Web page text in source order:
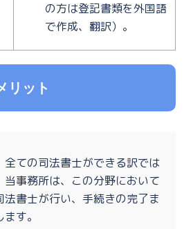
の方は登記書類を外国語
で作成、翻訳）。
リット
全ての司法書士ができる訳では
当事務所は、この分野において
法書士が行い、手続きの完了ま
す。